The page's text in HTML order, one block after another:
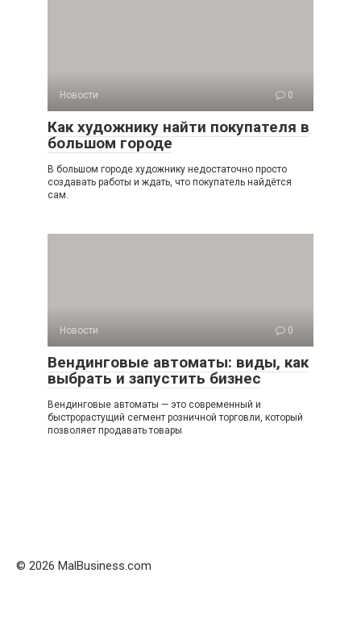
Новости 0
Как художнику найти покупателя в
большом городе
В большом городе художнику недостаточно просто
создавать работы и ждать, что покупатель найдётся
сам.
Новости 0
Вендинговые автоматы: виды, как
выбрать и запустить бизнес
Вендинговые автоматы — это современный и
быстрорастущий сегмент розничной торговли, который
позволяет продавать товары
© 2026 MalBusiness.com